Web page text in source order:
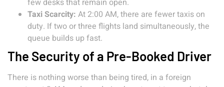
few desks that remain open.
Taxi Scarcity: At 2:00 AM, there are fewer taxis on
duty. If two or three flights land simultaneously, the
queue builds up fast.
The Security of a Pre-Booked Driver
There is nothing worse than being tired, in a foreign